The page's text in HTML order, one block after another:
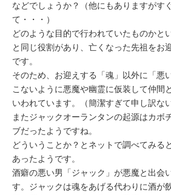
などでしょうか？（他にもありますがす
て・・・）
どのような目的で行われていたものかと
と同じ役割があり、亡くなった先祖をお
です。
そのため、お迎えする「魂」以外に「悪
こないように悪魔や幽霊に仮装して仲間
いわれています。（簡潔すぎて申し訳な
またジャックオーランタンの起源はカボ
ブだったようですね。
どういうことか？とネットで調べてみる
あったようです。
酒癖の悪い男「ジャック」が悪魔と出会
す。ジャックは魂をあげる代わりに酒が